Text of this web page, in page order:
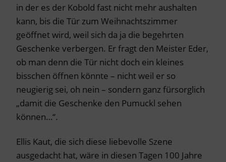
in der es der Kobold fast nicht mehr aushalten
kann, bis die Tür zum Weihnachtszimmer
geöffnet wird, weil sich da ja die begehrten
Geschenke verbergen. Er fragt den Meister Eder,
ob man denn die Tür nicht doch ein kleines
bisschen öffnen könnte – nicht weil er so
neugierig sei, oh nein – sondern ganz fürsorglich
„damit die Geschenke den Pumuckl sehen
können…“.
Ellis Kaut, die sich diese liebevolle Szene
ausgedacht hat, wäre in diesen Tagen 100 Jahre